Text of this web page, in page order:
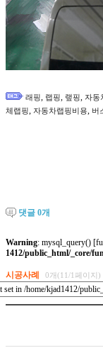
래핑, 랩핑, 랲핑, 자동
체랩핑, 자동차랩핑비용, 버
댓글 0개
Warning: mysql_query() [
1412/public_html/_core/
시공사례 0개(11/1페이지)